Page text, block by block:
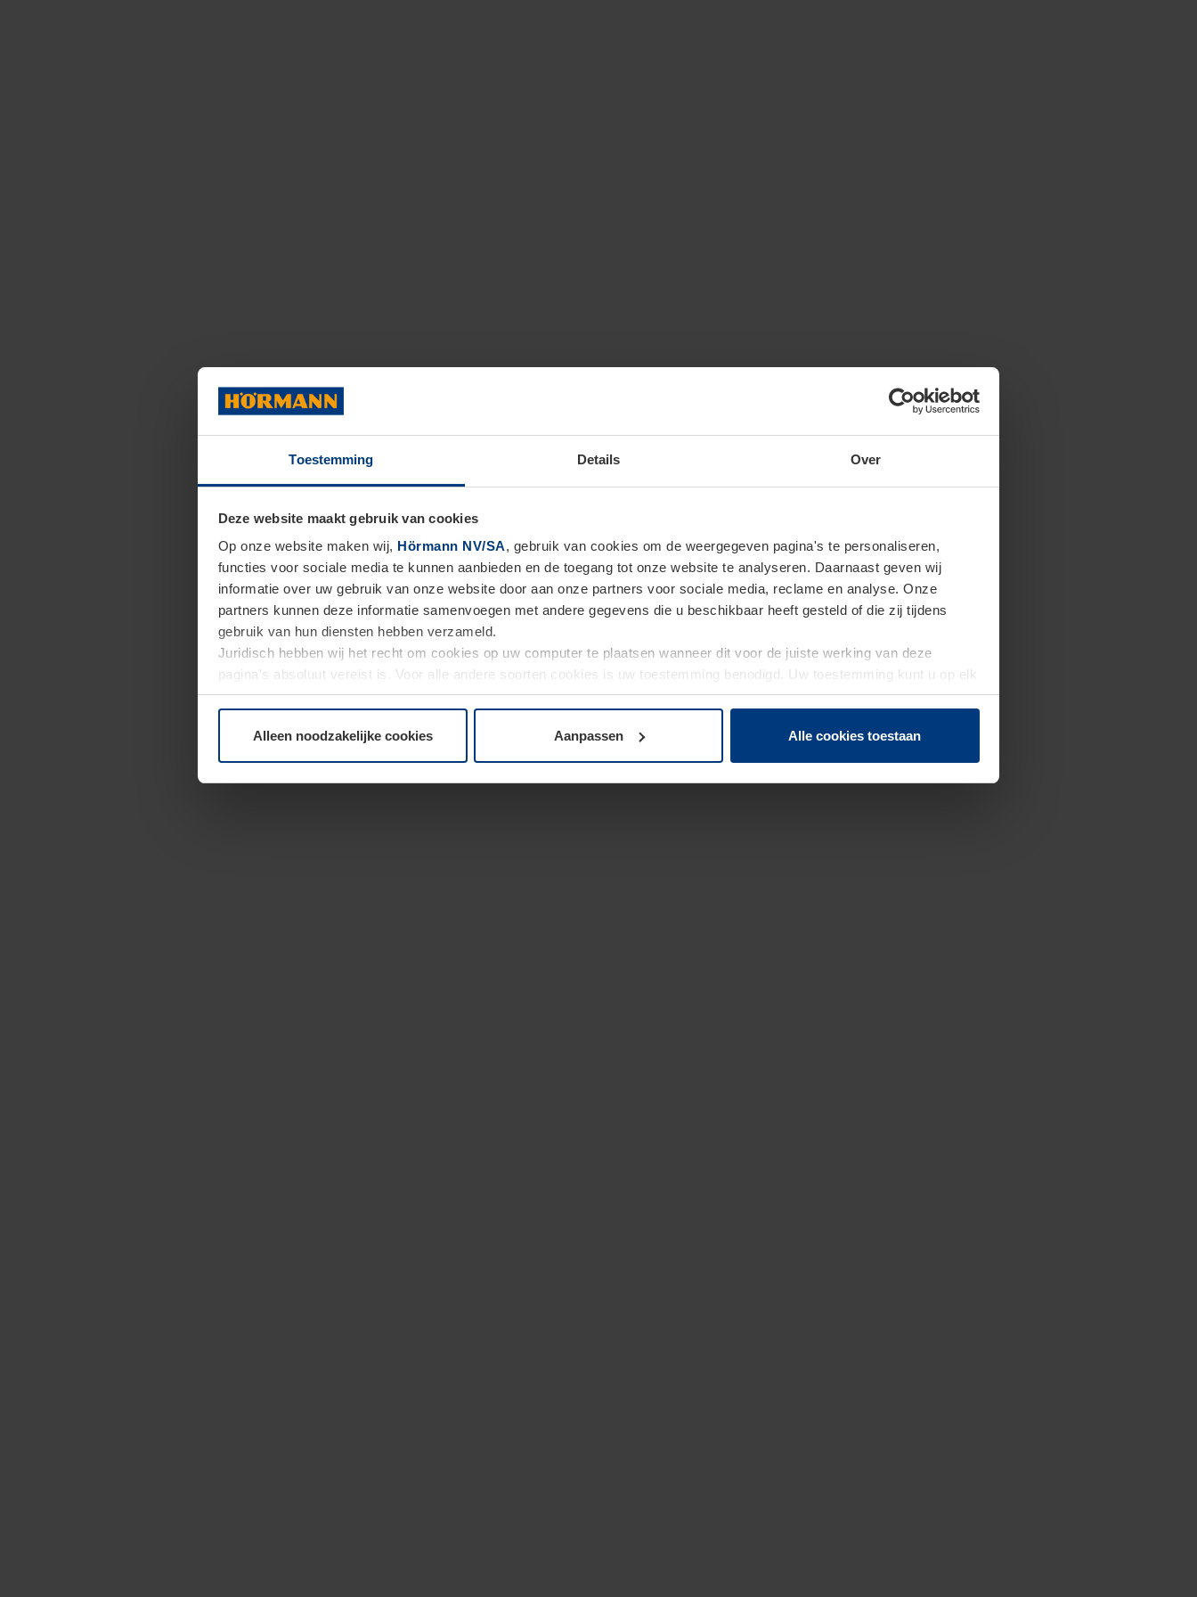
Toestemming Details Over
Deze website maakt gebruik van cookies
Op onze website maken wij, Hörmann NV/SA, gebruik van cookies om de weergegeven pagina's te personaliseren,
functies voor sociale media te kunnen aanbieden en de toegang tot onze website te analyseren. Daarnaast geven wij
informatie over uw gebruik van onze website door aan onze partners voor sociale media, reclame en analyse. Onze
partners kunnen deze informatie samenvoegen met andere gegevens die u beschikbaar heeft gesteld of die zij tijdens
gebruik van hun diensten hebben verzameld.
Juridisch hebben wij het recht om cookies op uw computer te plaatsen wanneer dit voor de juiste werking van deze
pagina's absoluut vereist is. Voor alle andere soorten cookies is uw toestemming benodigd. Uw toestemming kunt u op elk
moment bij de uitleg van de cookies op paginaPrivacyverklaringop onze website wijzigen of herroepen.
Alleen noodzakelijke cookies Aanpassen Alle cookies toestaan